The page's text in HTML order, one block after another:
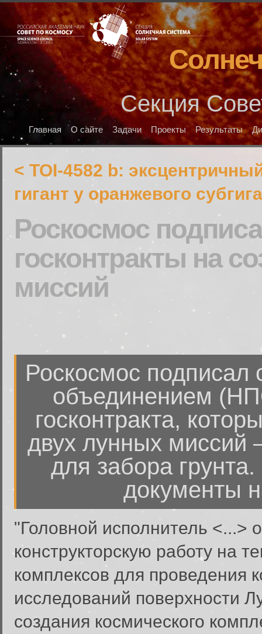
Секция
Главная О сайте Задачи Проекты Результаты
< TOI-4582 b:
гигант у оранжевого
Роскосмос
госконтракты на
миссий
Роскосмос подписал
объединением
госконтракта,
двух лунных миссий
для забора
документы
"Головной исполнитель <...>
конструкторскую работу на
комплексов для проведения
исследований поверхности
создания космического